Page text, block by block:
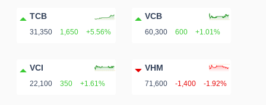
TCB
31,350 1,650 +5.56%
VCB
60,300 600 +1.01%
VCI
22,100 350 +1.61%
VHM
71,600 -1,400 -1.92%
Báo
cáo
tích